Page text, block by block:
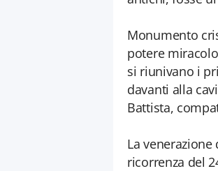
Monumento
potere
si riunivano i
davanti alla
Battista,
La
ricorrenza del